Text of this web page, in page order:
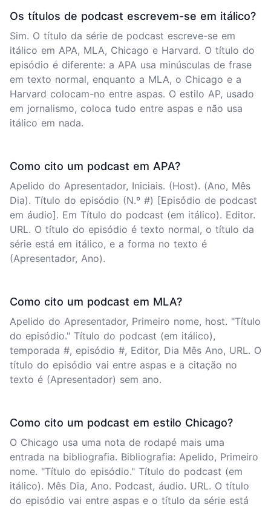
Os títulos de podcast escrevem-se em itálico?
Sim. O título da série de podcast escreve-se em
itálico em APA, MLA, Chicago e Harvard. O título do
episódio é diferente: a APA usa minúsculas de frase
em texto normal, enquanto a MLA, o Chicago e a
Harvard colocam-no entre aspas. O estilo AP, usado
em jornalismo, coloca tudo entre aspas e não usa
itálico em nada.
Como cito um podcast em APA?
Apelido do Apresentador, Iniciais. (Host). (Ano, Mês
Dia). Título do episódio (N.º #) [Episódio de podcast
em áudio]. Em Título do podcast (em itálico). Editor.
URL. O título do episódio é texto normal, o título da
série está em itálico, e a forma no texto é
(Apresentador, Ano).
Como cito um podcast em MLA?
Apelido do Apresentador, Primeiro nome, host. "Título
do episódio." Título do podcast (em itálico),
temporada #, episódio #, Editor, Dia Mês Ano, URL. O
título do episódio vai entre aspas e a citação no
texto é (Apresentador) sem ano.
Como cito um podcast em estilo Chicago?
O Chicago usa uma nota de rodapé mais uma
entrada na bibliografia. Bibliografia: Apelido, Primeiro
nome. "Título do episódio." Título do podcast (em
itálico). Mês Dia, Ano. Podcast, áudio. URL. O título
do episódio vai entre aspas e o título da série está